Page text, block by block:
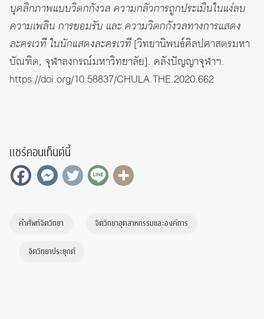
บุคลิกภาพแบบวิตกกังวล ความกลัวการถูกประเมินในแง่ลบ
ความเพลิน การยอมรับ และ ความวิตกกังวลทางการแสดง
ละครเวที ในนักแสดงละครเวที[วิทยานิพนธ์ศิลปศาสตรมหา
บัณฑิต, จุฬาลงกรณ์มหาวิทยาลัย]. คลังปัญญาจุฬาฯ.
https://doi.org/10.58837/CHULA.THE.2020.662
แชร์คอนเท็นต์นี้
คำศัพท์จิตวิทยา จิตวิทยาอุตสาหกรรมและองค์การ
จิตวิทยาประยุกต์